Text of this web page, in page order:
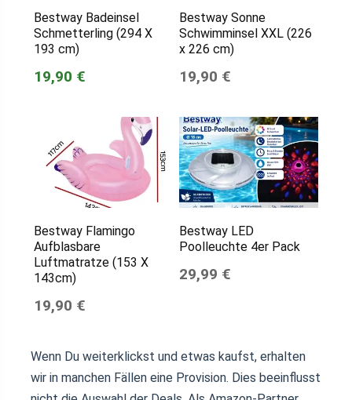
Bestway Badeinsel
Schmetterling (294 X
193 cm)
19,90 €
Bestway Sonne
Schwimminsel XXL (226
x 226 cm)
19,90 €
Bestway Flamingo
Aufblasbare
Luftmatratze (153 X
143cm)
19,90 €
Bestway LED
Poolleuchte 4er Pack
29,99 €
Wenn Du weiterklickst und etwas kaufst, erhalten
wir in manchen Fällen eine Provision. Dies beeinflusst